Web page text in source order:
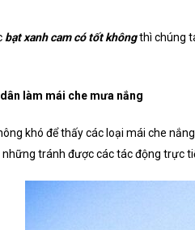
bạt xanh cam có tốt khôngthì chúng
làm mái che mưa nắng
khó để thấy các loại mái che
tránh được các tác động trực